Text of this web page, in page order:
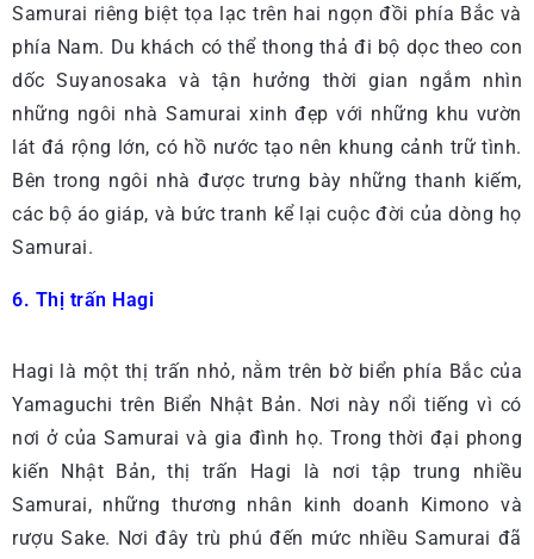
Samurai riêng biệt tọa lạc trên hai ngọn đồi phía Bắc và
phía Nam. Du khách có thể thong thả đi bộ dọc theo con
dốc Suyanosaka và tận hưởng thời gian ngắm nhìn
những ngôi nhà Samurai xinh đẹp với những khu vườn
lát đá rộng lớn, có hồ nước tạo nên khung cảnh trữ tình.
Bên trong ngôi nhà được trưng bày những thanh kiếm,
các bộ áo giáp, và bức tranh kể lại cuộc đời của dòng họ
Samurai.
6. Thị trấn Hagi
Hagi là một thị trấn nhỏ, nằm trên bờ biển phía Bắc của
Yamaguchi trên Biển Nhật Bản. Nơi này nổi tiếng vì có
nơi ở của Samurai và gia đình họ. Trong thời đại phong
kiến Nhật Bản, thị trấn Hagi là nơi tập trung nhiều
Samurai, những thương nhân kinh doanh Kimono và
rượu Sake. Nơi đây trù phú đến mức nhiều Samurai đã